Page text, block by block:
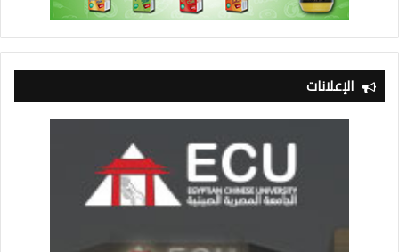
الإعلانات